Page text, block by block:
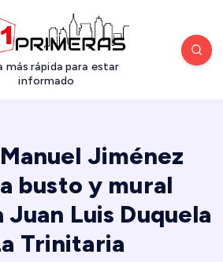
más rápida para estar
informado
Jiménez
busto y mural
Juan Luis Duquela
Trinitaria